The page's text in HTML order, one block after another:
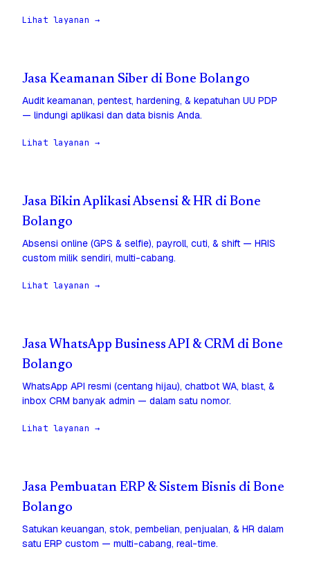
Lihat layanan →
Jasa Keamanan Siber di Bone Bolango
Audit keamanan, pentest, hardening, & kepatuhan UU PDP
— lindungi aplikasi dan data bisnis Anda.
Lihat layanan →
Jasa Bikin Aplikasi Absensi & HR di Bone
Bolango
Absensi online (GPS & selfie), payroll, cuti, & shift — HRIS
custom milik sendiri, multi-cabang.
Lihat layanan →
Jasa WhatsApp Business API & CRM di Bone
Bolango
WhatsApp API resmi (centang hijau), chatbot WA, blast, &
inbox CRM banyak admin — dalam satu nomor.
Lihat layanan →
Jasa Pembuatan ERP & Sistem Bisnis di Bone
Bolango
Satukan keuangan, stok, pembelian, penjualan, & HR dalam
satu ERP custom — multi-cabang, real-time.